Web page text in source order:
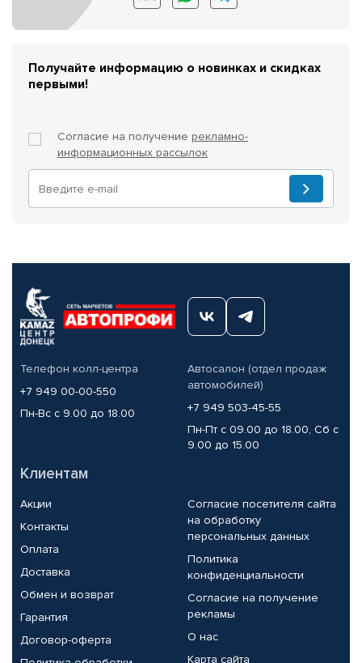
Получайте информацию о новинках и скидках
первыми!
Согласие на получение рекламно-
информационных рассылок
Телефон колл-центра
+7 949 00-00-550
Пн-Вс с 9.00 до 18.00
Автосалон (отдел продаж
автомобилей)
+7 949 503-45-55
Пн-Пт с 09.00 до 18.00, Сб с
9.00 до 15.00
Клиентам
Акции
Контакты
Оплата
Доставка
Обмен и возврат
Гарантия
Договор-оферта
Согласие посетителя сайта
на обработку
персональных данных
Политика
конфиденциальности
Согласие на получение
рекламы
О нас
Карта сайта